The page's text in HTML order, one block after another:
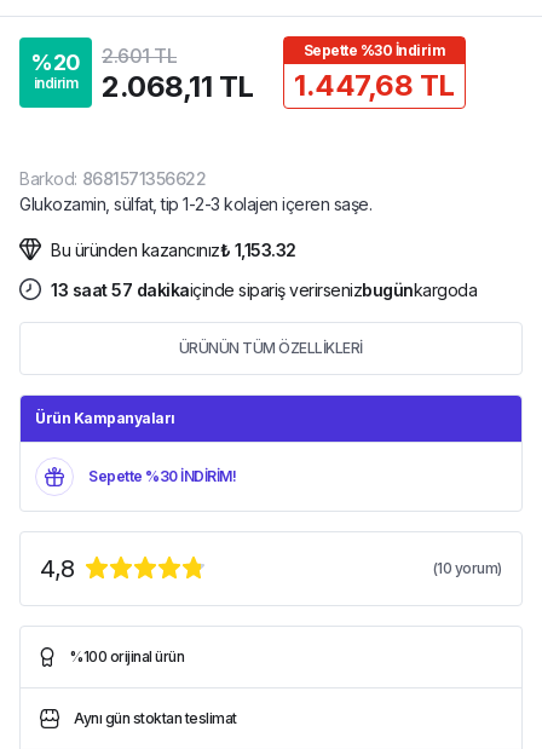
%20
indirim
2.601 TL
2.068,11 TL
Sepette %30 İndirim
1.447,68 TL
Barkod: 8681571356622
Glukozamin, sülfat, tip 1-2-3 kolajen içeren saşe.
Bu üründen kazancınız₺ 1,153.32
13 saat 57 dakikaiçinde sipariş verirsenizbugünkargoda
ÜRÜNÜN TÜM ÖZELLİKLERİ
Ürün Kampanyaları
Sepette %30 İNDİRİM!
4,8 (10 yorum)
%100 orijinal ürün
Aynı gün stoktan teslimat